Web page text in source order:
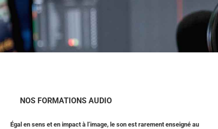
NOS FORMATIONS AUDIO
Égal en sens et en impact à l’image, le son est rarement enseigné au